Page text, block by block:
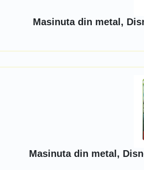
Masinuta din metal,
Masinuta din metal,